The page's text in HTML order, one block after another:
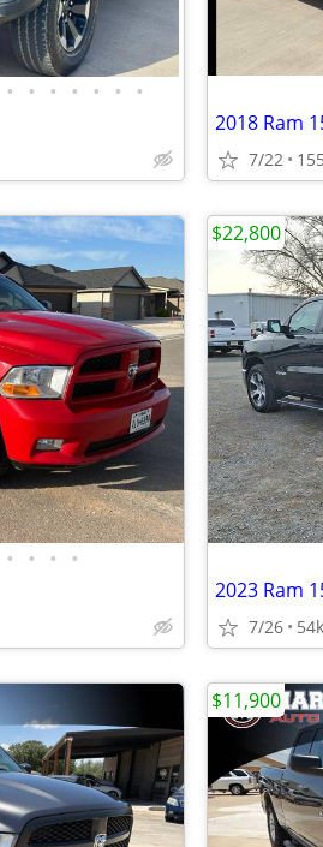
• • • • • • •
2018 Ram
7/22
• • • •
7/26
$22,800
$11,900